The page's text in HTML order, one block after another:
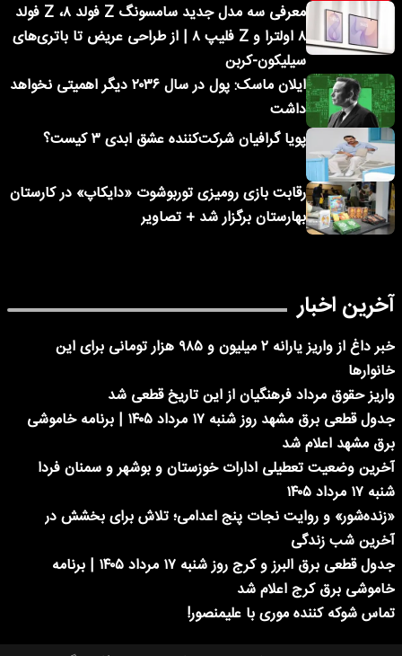
معرفی سه مدل جدید سامسونگ Z فولد ۸، Z فولد
۸ اولترا و Z فلیپ ۸ | از طراحی عریض تا باتری‌های
سیلیکون-کربن
ایلان ماسک: پول در سال ۲۰۳۶ دیگر اهمیتی نخواهد
داشت
پویا گرافیان شرکت‌کننده عشق ابدی ۳ کیست؟
رقابت بازی رومیزی توربوشوت «دایکاپ» در کارستان
بهارستان برگزار شد + تصاویر
آخرین اخبار
خبر داغ از واریز یارانه ۲ میلیون و ۹۸۵ هزار تومانی برای این
خانوارها
واریز حقوق مرداد فرهنگیان از این تاریخ قطعی شد
جدول قطعی برق مشهد روز شنبه ۱۷ مرداد ۱۴۰۵ | برنامه خاموشی
برق مشهد اعلام شد
آخرین وضعیت تعطیلی ادارات خوزستان و بوشهر و سمنان فردا
شنبه ۱۷ مرداد ۱۴۰۵
«زنده‌شور» و روایت نجات پنج اعدامی؛ تلاش برای بخشش در
آخرین شب زندگی
جدول قطعی برق البرز و کرج روز شنبه ۱۷ مرداد ۱۴۰۵ | برنامه
خاموشی برق کرج اعلام شد
تماس شوکه کننده موری با علیمنصور!